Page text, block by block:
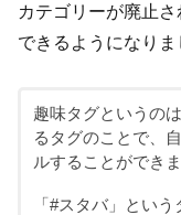
カテゴリーが廃止
できるようになりま
趣味タグというの
るタグのことで、
ルすることができま
「#スタバ」とい